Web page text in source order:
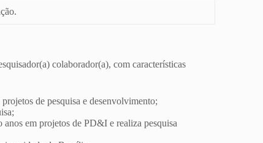
colaborador(a), com características
de pesquisa e desenvolvimento;
em projetos de PD&I e realiza pesquisa